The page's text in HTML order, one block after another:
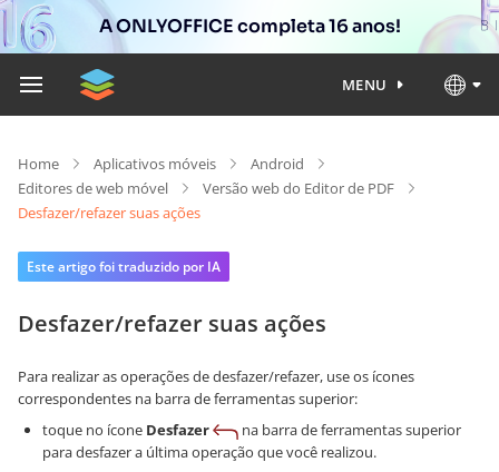
A ONLYOFFICE completa 16 anos!
MENU
Home Aplicativos móveis
Android
Editores de web móvel
Versão web do Editor de PDF
Desfazer/refazer suas ações
Este artigo foi traduzido por IA
Desfazer/refazer suas ações
Para realizar as operações de desfazer/refazer, use os ícones
correspondentes na barra de ferramentas superior:
toque no ícone Desfazer
na barra de ferramentas superior
para desfazer a última operação que você realizou.